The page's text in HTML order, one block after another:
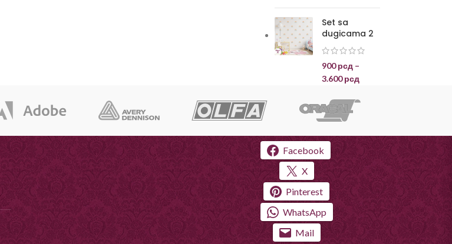
Set sa
dugicama 2
900рсд –
3.600рсд
Facebook
X
Pinterest
WhatsApp
Mail